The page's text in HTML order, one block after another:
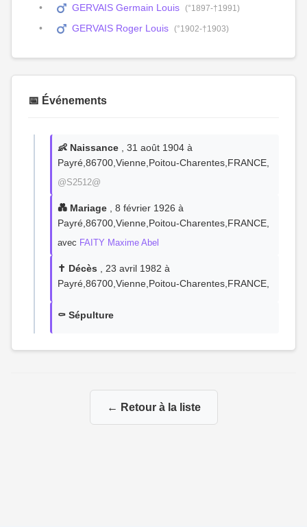
GERVAIS Germain Louis (°1897-†1991)
GERVAIS Roger Louis (°1902-†1903)
📅 Événements
👶 Naissance , 31 août 1904 à
Payré,86700,Vienne,Poitou-Charentes,FRANCE,
@S2512@
💑 Mariage , 8 février 1926 à
Payré,86700,Vienne,Poitou-Charentes,FRANCE,
avec FAITY Maxime Abel
✝️ Décès , 23 avril 1982 à
Payré,86700,Vienne,Poitou-Charentes,FRANCE,
⚰️ Sépulture
← Retour à la liste